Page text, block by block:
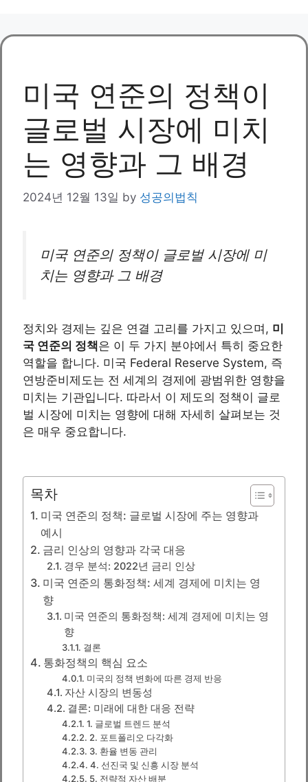
미국 연준의 정책이
글로벌 시장에 미치
는 영향과 그 배경
2024년 12월 13일 by 성공의법칙
미국 연준의 정책이 글로벌 시장에 미
치는 영향과 그 배경
정치와 경제는 깊은 연결 고리를 가지고 있으며, 미
국 연준의 정책은 이 두 가지 분야에서 특히 중요한
역할을 합니다. 미국 Federal Reserve System, 즉
연방준비제도는 전 세계의 경제에 광범위한 영향을
미치는 기관입니다. 따라서 이 제도의 정책이 글로
벌 시장에 미치는 영향에 대해 자세히 살펴보는 것
은 매우 중요합니다.
목차
미국 연준의 정책: 글로벌 시장에 주는 영향과
예시
금리 인상의 영향과 각국 대응
경우 분석: 2022년 금리 인상
미국 연준의 통화정책: 세계 경제에 미치는 영
향
미국 연준의 통화정책: 세계 경제에 미치는 영
향
결론
통화정책의 핵심 요소
미국의 정책 변화에 따른 경제 반응
자산 시장의 변동성
결론: 미래에 대한 대응 전략
1. 글로벌 트렌드 분석
2. 포트폴리오 다각화
3. 환율 변동 관리
4. 선진국 및 신흥 시장 분석
5. 전략적 자산 배분